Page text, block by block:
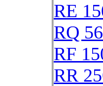
RE
RQ
RF
RR